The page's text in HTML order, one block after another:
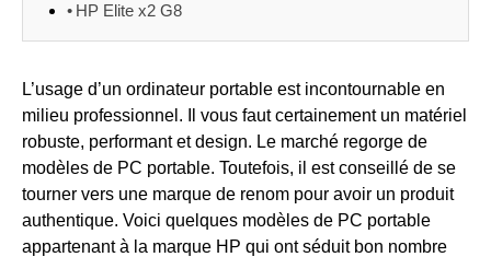
HP Elite x2 G8
L’usage d’un ordinateur portable est incontournable en
milieu professionnel. Il vous faut certainement un matériel
robuste, performant et design. Le marché regorge de
modèles de PC portable. Toutefois, il est conseillé de se
tourner vers une marque de renom pour avoir un produit
authentique. Voici quelques modèles de PC portable
appartenant à la marque HP qui ont séduit bon nombre